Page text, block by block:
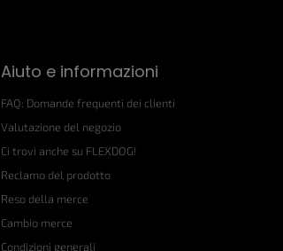
Aiuto e informazioni
FAQ: Domande frequenti dei clienti
Valutazione del negozio
Ci trovi anche su FLEXDOG!
Reclamo del prodotto
Reso della merce
Cambio merce
Condizioni generali